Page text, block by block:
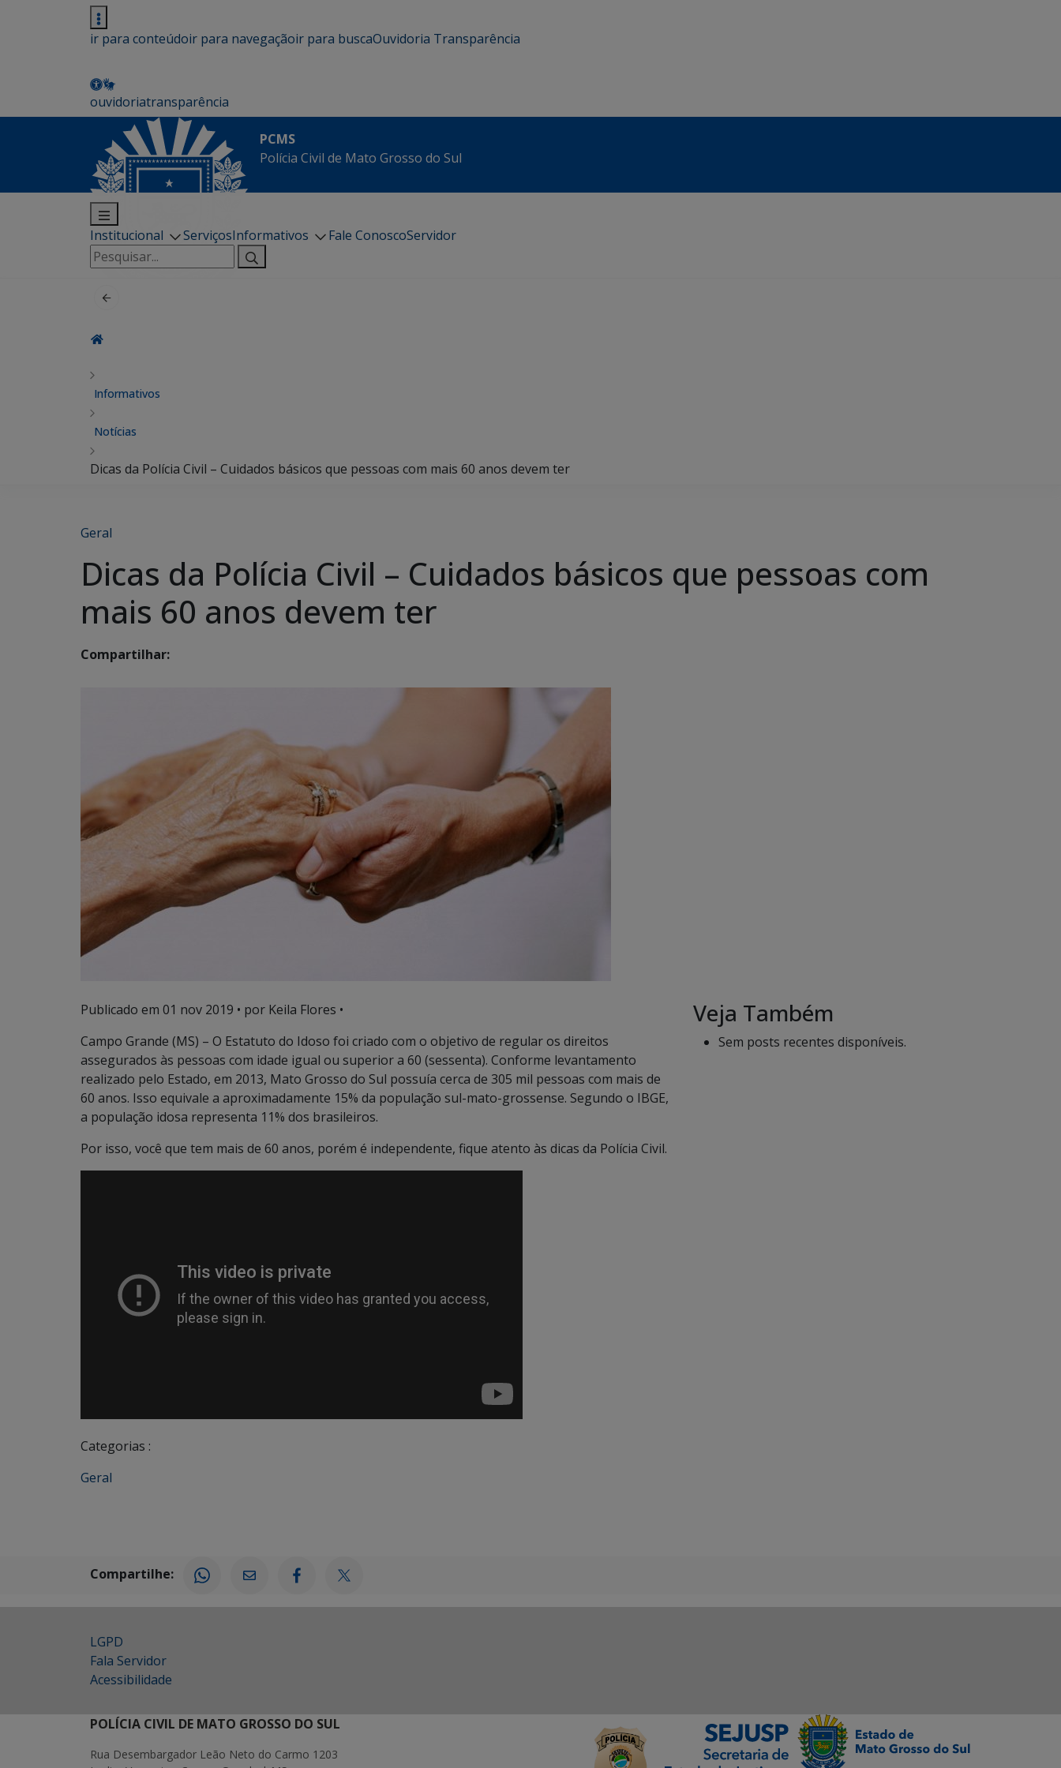
ir para conteúdoir para navegaçãoir para buscaOuvidoria Transparência
ouvidoriatransparência
PCMS
Polícia Civil de Mato Grosso do Sul
Institucional ServiçosInformativos Fale ConoscoServidor
Pesquisar
por:
Informativos
Notícias
Dicas da Polícia Civil – Cuidados básicos que pessoas com mais 60 anos devem ter
Geral
Dicas da Polícia Civil – Cuidados básicos que pessoas com
mais 60 anos devem ter
Compartilhar:
Publicado em 01 nov 2019 • por Keila Flores •
Campo Grande (MS) – O Estatuto do Idoso foi criado com o objetivo de regular os direitos
assegurados às pessoas com idade igual ou superior a 60 (sessenta). Conforme levantamento
realizado pelo Estado, em 2013, Mato Grosso do Sul possuía cerca de 305 mil pessoas com mais de
60 anos. Isso equivale a aproximadamente 15% da população sul-mato-grossense. Segundo o IBGE,
a população idosa representa 11% dos brasileiros.
Por isso, você que tem mais de 60 anos, porém é independente, fique atento às dicas da Polícia Civil.
Categorias :
Geral
Veja Também
Sem posts recentes disponíveis.
Compartilhe:
LGPD
Fala Servidor
Acessibilidade
POLÍCIA CIVIL DE MATO GROSSO DO SUL
Rua Desembargador Leão Neto do Carmo 1203